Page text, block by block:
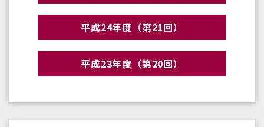
平成24年度（第21回）
平成23年度（第20回）